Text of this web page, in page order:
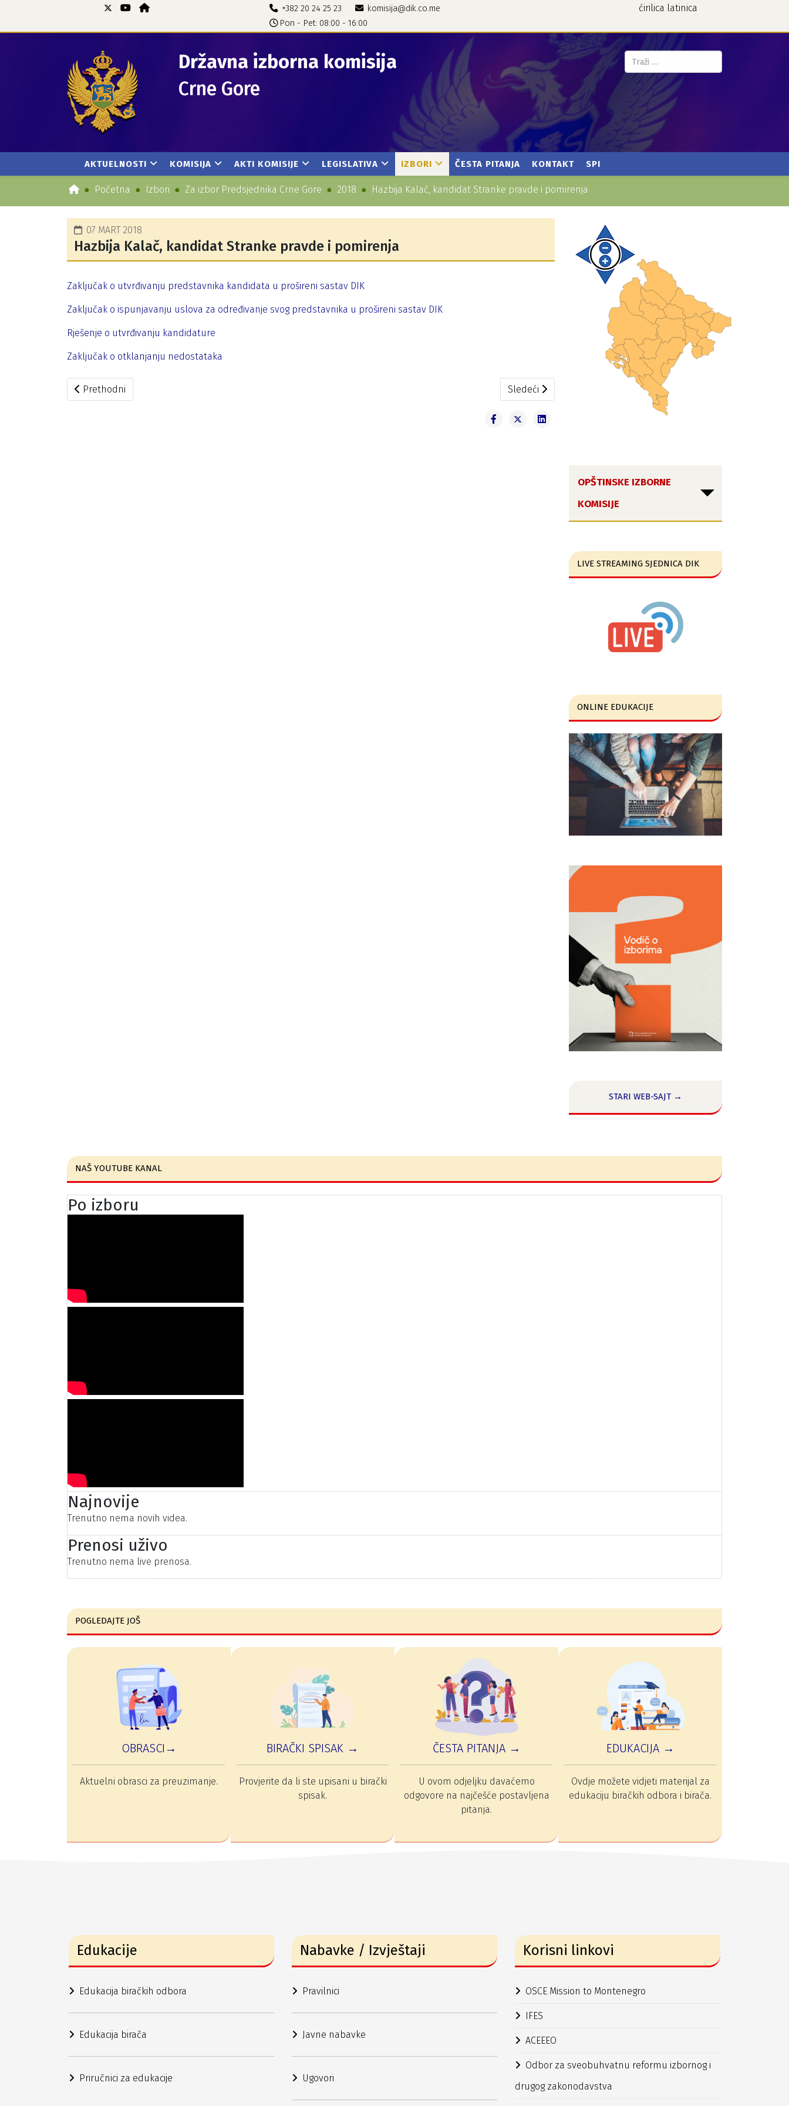
+382 20 24 25 23
komisija@dik.co.me
Pon - Pet: 08:00 - 16:00
ćirilica latinica
Državna izborna komisija
Crne Gore
Pretraga...
AKTUELNOSTI KOMISIJA AKTI KOMISIJE LEGISLATIVA IZBORI ČESTA PITANJA KONTAKT SPI
Početna Izbori Za izbor Predsjednika Crne Gore 2018 Hazbija Kalač, kandidat Stranke pravde i pomirenja
07 MART 2018
Hazbija Kalač, kandidat Stranke pravde i pomirenja
Zaključak o utvrđivanju predstavnika kandidata u prošireni sastav DIK
Zaključak o ispunjavanju uslova za određivanje svog predstavnika u prošireni sastav DIK
Rješenje o utvrđivanju kandidature
Zaključak o otklanjanju nedostataka
Prethodni članak: Vasilije Miličković, kandidat Grupe građana “Građanska akcija” i političke partije Partija penzionera, invalida i restitucije
Prethodni Sledeći članak: Operativni izborni plan
Sledeći
OPŠTINSKE IZBORNE
KOMISIJE
LIVE STREAMING SJEDNICA DIK
ONLINE EDUKACIJE
STARI WEB-SAJT →
NAŠ YOUTUBE KANAL
Po izboru
Najnovije
Trenutno nema novih videa.
Prenosi uživo
Trenutno nema live prenosa.
POGLEDAJTE JOŠ
OBRASCI→
Aktuelni obrasci za preuzimanje.
BIRAČKI SPISAK →
Provjerite da li ste upisani u birački
spisak.
ČESTA PITANJA →
U ovom odjeljku davaćemo
odgovore na najčešće postavljena
pitanja.
EDUKACIJA →
Ovdje možete vidjeti materijal za
edukaciju biračkih odbora i birača.
Edukacije
Edukacija biračkih odbora
Edukacija birača
Priručnici za edukacije
Nabavke / Izvještaji
Pravilnici
Javne nabavke
Ugovori
Korisni linkovi
OSCE Mission to Montenegro
IFES
ACEEEO
Odbor za sveobuhvatnu reformu izbornog i
drugog zakonodavstva